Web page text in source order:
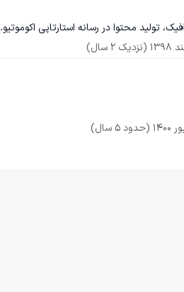
تولید محتوا در رسانه استارتاپی اکوموتیو.
(نزدیک 2 سال)
(حدود 5 سال)